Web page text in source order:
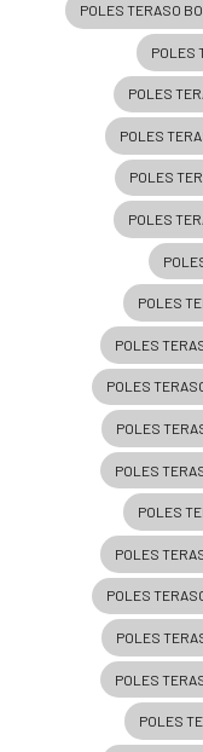
POLES TERASO
POLES
POLES
POLES
POLES
POLES
POLES
POLES
POLES
POLES
POLES
POLES
POLES
POLES
POLES
POLES
POLES